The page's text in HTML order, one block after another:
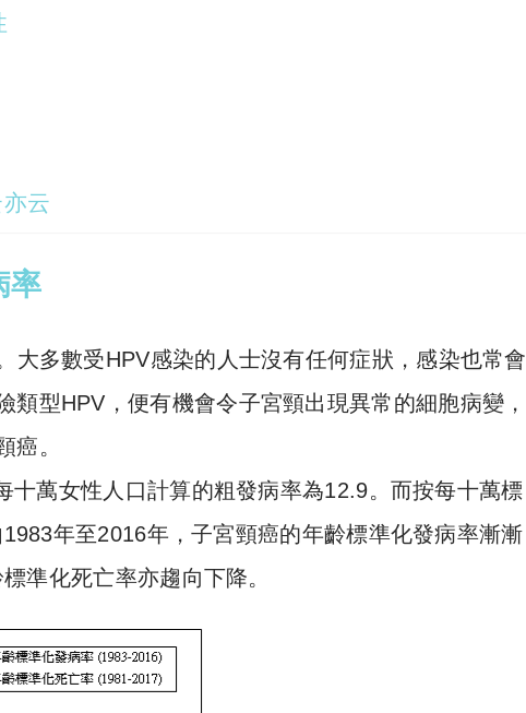
云
率
大多數受HPV感染的人士沒有任何症狀，感染也常會
型HPV，便有機會令子宮頸出現異常的細胞病變，
癌。
十萬女性人口計算的粗發病率為12.9。而按每十萬標
年至2016年，子宮頸癌的年齡標準化發病率漸漸
準化死亡率亦趨向下降。